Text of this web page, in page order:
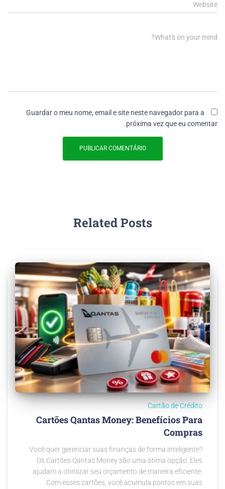
Website
What's on your mind?
Guardar o meu nome, email e site neste navegador para a
próxima vez que eu comentar.
Related Posts
Cartão de Crédito
Cartões Qantas Money: Benefícios Para
Compras
Você quer gerenciar suas finanças de forma inteligente?
Os Cartões Qantas Money são uma ótima opção. Eles
ajudam a otimizar seu orçamento de maneira eficiente.
Com esses cartões, você acumula pontos em suas